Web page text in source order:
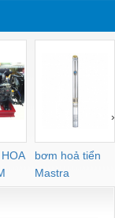
bơm hoả tiển
Mastra
›